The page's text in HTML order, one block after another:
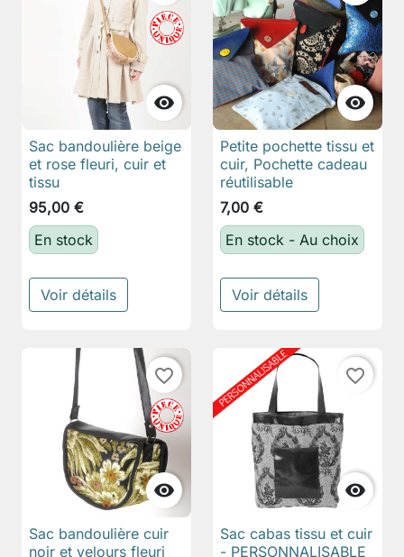

Sac bandoulière beige
et rose fleuri, cuir et
tissu
95,00 €
En stock
Voir détails

Petite pochette tissu et
cuir, Pochette cadeau
réutilisable
7,00 €
En stock - Au choix
Voir détails

favorite_border
Sac bandoulière cuir
noir et velours fleuri

favorite_border
Sac cabas tissu et cuir
- PERSONNALISABLE